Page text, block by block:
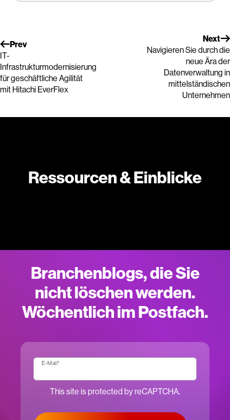
Prev
IT-
Infrastrukturmodernisierung
für geschäftliche Agilität
mit Hitachi EverFlex
Next
Navigieren Sie durch die
neue Ära der
Datenverwaltung in
mittelständischen
Unternehmen
Ressourcen & Einblicke
Branchenblogs, die Sie
nicht löschen werden.
Wöchentlich im Postfach.
E-Mail*
This site is protected by reCAPTCHA.